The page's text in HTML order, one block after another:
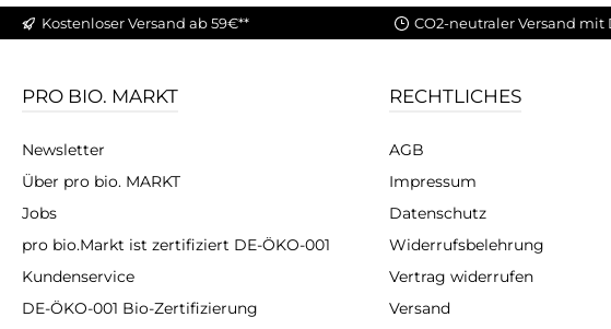
Kostenloser Versand ab 59€** CO2-neutraler Versand mit
PRO BIO. MARKT
Newsletter
Über pro bio. MARKT
Jobs
pro bio.Markt ist zertifiziert DE-ÖKO-001
Kundenservice
DE-ÖKO-001 Bio-Zertifizierung
RECHTLICHES
AGB
Impressum
Datenschutz
Widerrufsbelehrung
Vertrag widerrufen
Versand